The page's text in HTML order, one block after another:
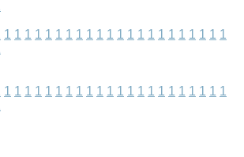
1 1 1 1 1 1 1 1 1 1 1 1 1 1 1 1 1 1 1 1 1 1
1 1 1 1 1 1 1 1 1 1 1 1 1 1 1 1 1 1 1 1 1 1